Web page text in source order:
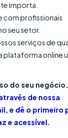
importa.
com profissionais
seu setor.
serviços de
plataforma online
do seu
de nossa
e dê o primeiro
e acessível.